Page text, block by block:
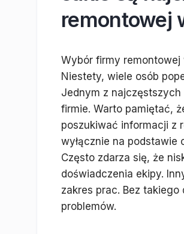
remontowej
Wybór firmy
Niestety, wiele osób
Jednym z najczęstszych
firmie. Warto pamiętać,
poszukiwać informacji z
wyłącznie na podstawie
Często zdarza się, że
doświadczenia ekipy.
zakres prac. Bez
problemów.